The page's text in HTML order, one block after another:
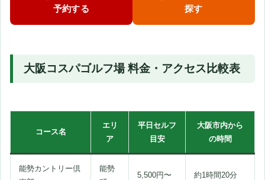
予約する
探す
大阪コスパゴルフ場 料金・アクセス比較表
コース名
エリ
ア
平日セルフ
目安
大阪市内から
の時間
能勢カントリー倶
能勢
5,500円〜 約1時間20分